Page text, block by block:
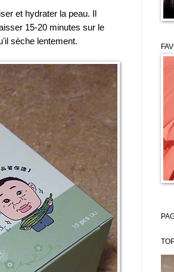
et hydrater la peau. Il
15-20 minutes sur le
sèche lentement.